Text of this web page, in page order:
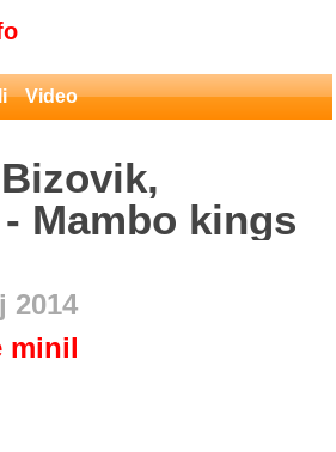
Video
Mambo kings
2014
minil